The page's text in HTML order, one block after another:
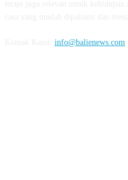
info@balienews.com